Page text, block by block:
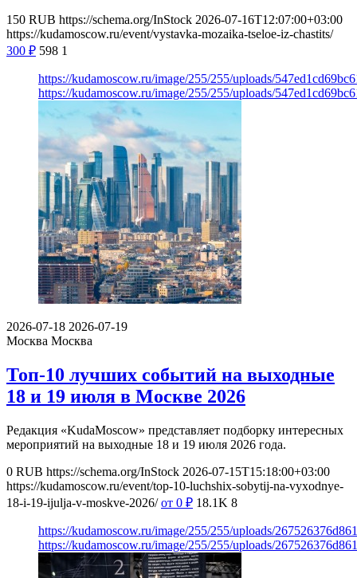
150 RUB https://schema.org/InStock 2026-07-16T12:07:00+03:00
https://kudamoscow.ru/event/vystavka-mozaika-tseloe-iz-chastits/
300 ₽ 598 1
https://kudamoscow.ru/image/255/255/uploads/
https://kudamoscow.ru/image/255/255/uploads/
2026-07-18 2026-07-19
Москва Москва
Топ-10 лучших событий на выходные
18 и 19 июля в Москве 2026
Редакция «KudaMoscow» представляет подборку интересных
мероприятий на выходные 18 и 19 июля 2026 года.
0 RUB https://schema.org/InStock 2026-07-15T15:18:00+03:00
https://kudamoscow.ru/event/top-10-luchshix-sobytij-na-vyxodnye-
18-i-19-ijulja-v-moskve-2026/ от 0 ₽ 18.1K 8
https://kudamoscow.ru/image/255/255/uploads/
https://kudamoscow.ru/image/255/255/uploads/